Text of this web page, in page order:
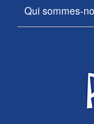
Qui sommes-